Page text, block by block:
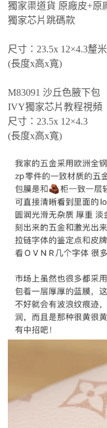
獨家渠道貨 原廠皮+原
獨家芯片跳碼款
尺寸：23.5x 12×4.3釐米
(長度x高x寬)
M83091 沙丘色腋下包
IVY獨家芯片教程視頻
尺寸：23.5x 12×4.3
(長度x高x寬)